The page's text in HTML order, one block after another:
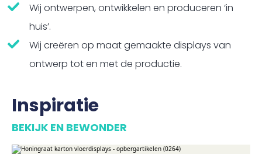
Wij ontwerpen, ontwikkelen en produceren ‘in
huis’.
Wij creëren op maat gemaakte displays van
ontwerp tot en met de productie.
Inspiratie
BEKIJK EN BEWONDER